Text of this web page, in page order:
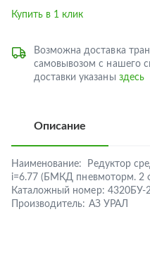
Купить в 1 клик
Возможна доставка
самовывозом с нашего
доставки указаны здесь
Описание
Наименование:
Редуктор
i=6.77 (БМКД пневмоторм. 2
Каталожный номер: 4320БУ-
Производитель: АЗ УРАЛ